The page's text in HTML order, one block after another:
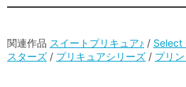
関連作品 スイートプリキュア♪ / Select
スターズ / プリキュアシリーズ / プリ